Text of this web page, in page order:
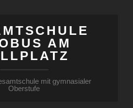
AM
mit gymnasialer
Oberstufe